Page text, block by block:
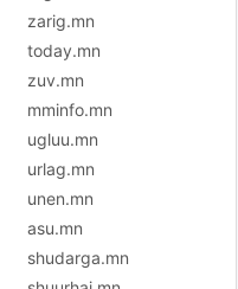
zarig.mn
today.mn
zuv.mn
mminfo.mn
ugluu.mn
urlag.mn
unen.mn
asu.mn
shudarga.mn